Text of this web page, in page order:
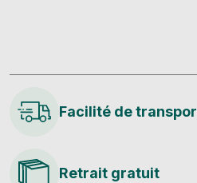
Facilité de
Retrait gratuit